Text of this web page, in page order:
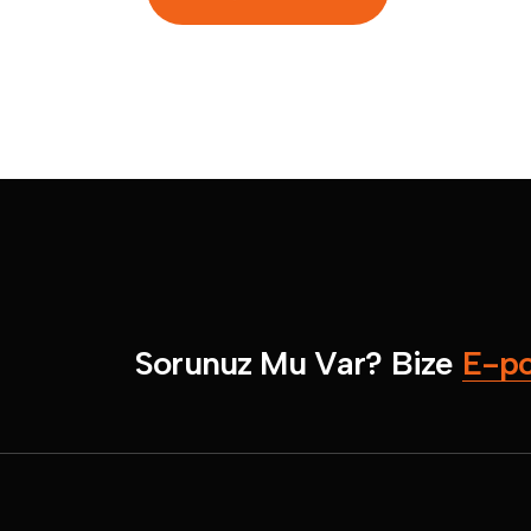
Sorunuz Mu Var? Bize E-p